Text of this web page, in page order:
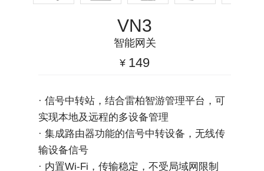
VN3
智能网关
¥ 149
· 信号中转站，结合雷柏智游管理平台，可
实现本地及远程的多设备管理
· 集成路由器功能的信号中转设备，无线传
输设备信号
· 内置Wi-Fi，传输稳定，不受局域网限制